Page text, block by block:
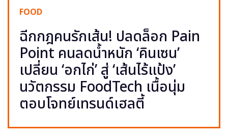
FOOD
ฉีกกฎคนรักเส้น! ปลดล็อก Pain
Point คนลดน้ำหนัก ‘คินเซน’
เปลี่ยน ‘อกไก่’ สู่ ‘เส้นไร้แป้ง’
นวัตกรรม FoodTech เนื้อนุ่ม
ตอบโจทย์เทรนด์เฮลตี้